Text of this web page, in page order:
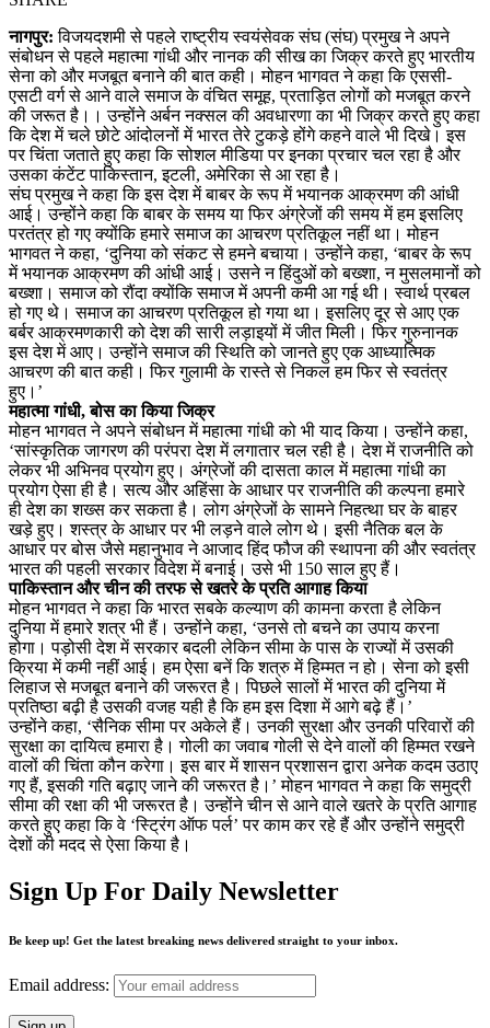
नागपुर: विजयदशमी से पहले राष्ट्रीय स्वयंसेवक संघ (संघ) प्रमुख ने अपने
संबोधन से पहले महात्मा गांधी और नानक की सीख का जिक्र करते हुए भारतीय
सेना को और मजबूत बनाने की बात कही। मोहन भागवत ने कहा कि एससी-
एसटी वर्ग से आने वाले समाज के वंचित समूह, प्रताड़ित लोगों को मजबूत करने
की जरूत है।। उन्होंने अर्बन नक्सल की अवधारणा का भी जिक्र करते हुए कहा
कि देश में चले छोटे आंदोलनों में भारत तेरे टुकड़े होंगे कहने वाले भी दिखे। इस
पर चिंता जताते हुए कहा कि सोशल मीडिया पर इनका प्रचार चल रहा है और
उसका कंटेंट पाकिस्तान, इटली, अमेरिका से आ रहा है।
संघ प्रमुख ने कहा कि इस देश में बाबर के रूप में भयानक आक्रमण की आंधी
आई। उन्होंने कहा कि बाबर के समय या फिर अंग्रेजों की समय में हम इसलिए
परतंत्र हो गए क्योंकि हमारे समाज का आचरण प्रतिकूल नहीं था। मोहन
भागवत ने कहा, ‘दुनिया को संकट से हमने बचाया। उन्होंने कहा, ‘बाबर के रूप
में भयानक आक्रमण की आंधी आई। उसने न हिंदुओं को बख्शा, न मुसलमानों को
बख्शा। समाज को रौंदा क्योंकि समाज में अपनी कमी आ गई थी। स्वार्थ प्रबल
हो गए थे। समाज का आचरण प्रतिकूल हो गया था। इसलिए दूर से आए एक
बर्बर आक्रमणकारी को देश की सारी लड़ाइयों में जीत मिली। फिर गुरुनानक
इस देश में आए। उन्होंने समाज की स्थिति को जानते हुए एक आध्यात्मिक
आचरण की बात कही। फिर गुलामी के रास्ते से निकल हम फिर से स्वतंत्र
हुए।’
महात्मा गांधी, बोस का किया जिक्र
मोहन भागवत ने अपने संबोधन में महात्मा गांधी को भी याद किया। उन्होंने कहा,
‘सांस्कृतिक जागरण की परंपरा देश में लगातार चल रही है। देश में राजनीति को
लेकर भी अभिनव प्रयोग हुए। अंग्रेजों की दासता काल में महात्मा गांधी का
प्रयोग ऐसा ही है। सत्य और अहिंसा के आधार पर राजनीति की कल्पना हमारे
ही देश का शख्स कर सकता है। लोग अंग्रेजों के सामने निहत्था घर के बाहर
खड़े हुए। शस्त्र के आधार पर भी लड़ने वाले लोग थे। इसी नैतिक बल के
आधार पर बोस जैसे महानुभाव ने आजाद हिंद फौज की स्थापना की और स्वतंत्र
भारत की पहली सरकार विदेश में बनाई। उसे भी 150 साल हुए हैं।
पाकिस्तान और चीन की तरफ से खतरे के प्रति आगाह किया
मोहन भागवत ने कहा कि भारत सबके कल्याण की कामना करता है लेकिन
दुनिया में हमारे शत्र भी हैं। उन्होंने कहा, ‘उनसे तो बचने का उपाय करना
होगा। पड़ोसी देश में सरकार बदली लेकिन सीमा के पास के राज्यों में उसकी
क्रिया में कमी नहीं आई। हम ऐसा बनें कि शत्रु में हिम्मत न हो। सेना को इसी
लिहाज से मजबूत बनाने की जरूरत है। पिछले सालों में भारत की दुनिया में
प्रतिष्ठा बढ़ी है उसकी वजह यही है कि हम इस दिशा में आगे बढ़े हैं।’
उन्होंने कहा, ‘सैनिक सीमा पर अकेले हैं। उनकी सुरक्षा और उनकी परिवारों की
सुरक्षा का दायित्व हमारा है। गोली का जवाब गोली से देने वालों की हिम्मत रखने
वालों की चिंता कौन करेगा। इस बार में शासन प्रशासन द्वारा अनेक कदम उठाए
गए हैं, इसकी गति बढ़ाए जाने की जरूरत है।’ मोहन भागवत ने कहा कि समुद्री
सीमा की रक्षा की भी जरूरत है। उन्होंने चीन से आने वाले खतरे के प्रति आगाह
करते हुए कहा कि वे ‘स्ट्रिंग ऑफ पर्ल’ पर काम कर रहे हैं और उन्होंने समुद्री
देशों की मदद से ऐसा किया है।
Sign Up For Daily Newsletter
Be keep up! Get the latest breaking news delivered straight to your inbox.
Email address: